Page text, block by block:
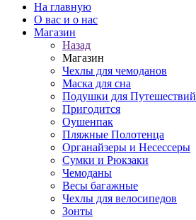
На главную
О вас и о нас
Магазин
Назад
Магазин
Чехлы для чемоданов
Маска для сна
Подушки для Путешествий
Пригодится
Оушенпак
Пляжные Полотенца
Органайзеры и Несессеры
Сумки и Рюкзаки
Чемоданы
Весы багажные
Чехлы для велосипедов
Зонты